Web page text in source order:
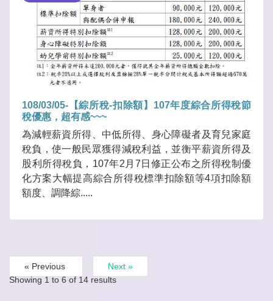
108/03/05-【綜所稅-扣除額】107年度綜合所得稅節
稅優惠，超有感~~~
為減輕薪資所得、中低所得、身心障礙者及育兒家庭
稅負，使一般民眾獲得減稅利益，並衡平薪資所得及
股利所得稅負，107年2月7日修正公布之所得稅制優
化方案大幅提高綜合所得稅標準扣除額等4項扣除額
額度、調降綜.....
« Previous
Next »
Showing 1 to 6 of 14 results